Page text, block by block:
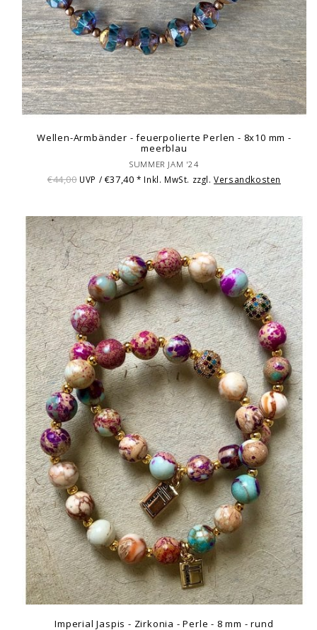
Wellen-Armbänder - feuerpolierte Perlen - 8x10 mm -
meerblau
SUMMER JAM '24
€44,00 UVP / €37,40* Inkl. MwSt. zzgl.Versandkosten
Imperial Jaspis - Zirkonia - Perle - 8 mm - rund